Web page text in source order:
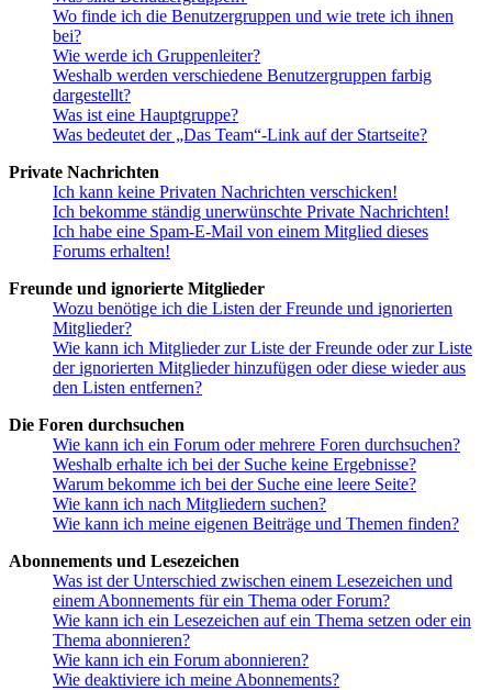
Wo finde ich die Benutzergruppen und wie trete ich ihnen
bei?
Wie werde ich Gruppenleiter?
Weshalb werden verschiedene Benutzergruppen farbig
dargestellt?
Was ist eine Hauptgruppe?
Was bedeutet der „Das Team“-Link auf der Startseite?
Private Nachrichten
Ich kann keine Privaten Nachrichten verschicken!
Ich bekomme ständig unerwünschte Private Nachrichten!
Ich habe eine Spam-E-Mail von einem Mitglied dieses
Forums erhalten!
Freunde und ignorierte Mitglieder
Wozu benötige ich die Listen der Freunde und ignorierten
Mitglieder?
Wie kann ich Mitglieder zur Liste der Freunde oder zur Liste
der ignorierten Mitglieder hinzufügen oder diese wieder aus
den Listen entfernen?
Die Foren durchsuchen
Wie kann ich ein Forum oder mehrere Foren durchsuchen?
Weshalb erhalte ich bei der Suche keine Ergebnisse?
Warum bekomme ich bei der Suche eine leere Seite?
Wie kann ich nach Mitgliedern suchen?
Wie kann ich meine eigenen Beiträge und Themen finden?
Abonnements und Lesezeichen
Was ist der Unterschied zwischen einem Lesezeichen und
einem Abonnements für ein Thema oder Forum?
Wie kann ich ein Lesezeichen auf ein Thema setzen oder ein
Thema abonnieren?
Wie kann ich ein Forum abonnieren?
Wie deaktiviere ich meine Abonnements?